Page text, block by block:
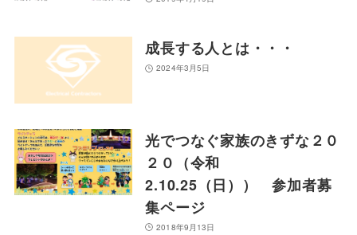
成長する人とは・・・
2024年3月5日
光でつなぐ家族のきずな２０
２０（令和
2.10.25（日）） 参加者募
集ページ
2018年9月13日